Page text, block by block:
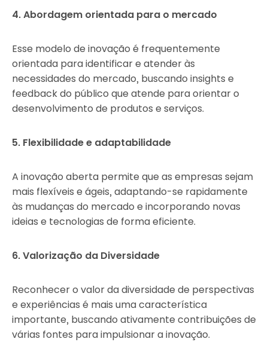
4. Abordagem orientada para o mercado
Esse modelo de inovação é frequentemente
orientada para identificar e atender às
necessidades do mercado, buscando insights e
feedback do público que atende para orientar o
desenvolvimento de produtos e serviços.
5. Flexibilidade e adaptabilidade
A inovação aberta permite que as empresas sejam
mais flexíveis e ágeis, adaptando-se rapidamente
às mudanças do mercado e incorporando novas
ideias e tecnologias de forma eficiente.
6. Valorização da Diversidade
Reconhecer o valor da diversidade de perspectivas
e experiências é mais uma característica
importante, buscando ativamente contribuições de
várias fontes para impulsionar a inovação.